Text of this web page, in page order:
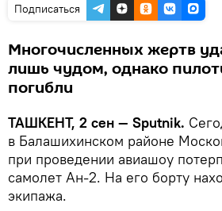
Подписаться
Многочисленных жертв
лишь чудом, однако
погибли
ТАШКЕНТ, 2 сен — Sputnik.
в Балашихинском районе
при проведении авиашоу
самолет Ан-2. На его борту
экипажа.